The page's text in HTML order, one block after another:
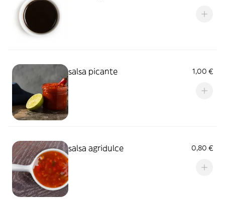
salsa picante 1,00 €
salsa agridulce 0,80 €